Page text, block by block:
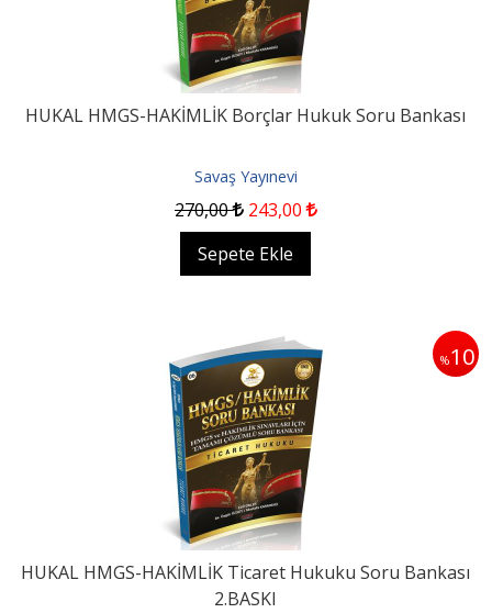
HUKAL HMGS-HAKİMLİK Borçlar Hukuk Soru Bankası
Savaş Yayınevi
270,00 243,00
Sepete Ekle
%10
HUKAL HMGS-HAKİMLİK Ticaret Hukuku Soru Bankası
2.BASKI